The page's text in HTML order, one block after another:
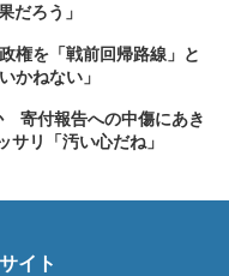
だろう」
権を「戦前回帰路線」と
かねない」
寄付報告への中傷にあき
リ「汚い心だね」
イト